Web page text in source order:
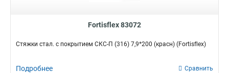
Fortisflex 83072
Стяжки стал. с покрытием СКС-П (316) 7,9*200 (красн) (Fortisflex)
Подробнее Сравнить